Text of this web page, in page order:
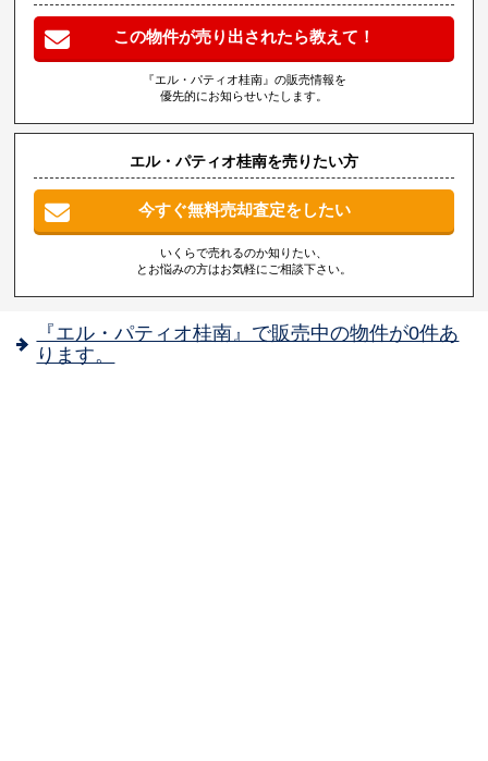
この物件が売り出されたら教えて！
『エル・パティオ桂南』の販売情報を
優先的にお知らせいたします。
エル・パティオ桂南を売りたい方
今すぐ無料売却査定をしたい
いくらで売れるのか知りたい、
とお悩みの方はお気軽にご相談下さい。
『エル・パティオ桂南』で販売中の物件が0件あ
ります。